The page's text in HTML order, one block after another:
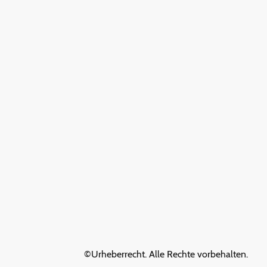
©Urheberrecht. Alle Rechte vorbehalten.